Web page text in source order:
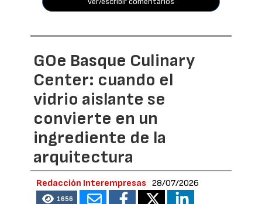
GOe Basque Culinary
Center: cuando el
vidrio aislante se
convierte en un
ingrediente de la
arquitectura
Redacción Interempresas 28/07/2026
1656